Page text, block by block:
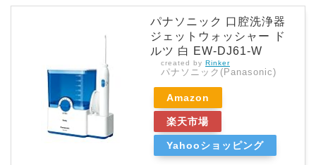
パナソニック 口腔洗浄器
ジェットウォッシャー ド
ルツ 白 EW-DJ61-W
created by Rinker
パナソニック(Panasonic)
Amazon
楽天市場
Yahooショッピング